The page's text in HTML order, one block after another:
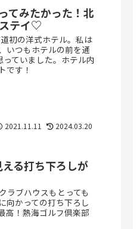
てみたかった！北
テイ♡
初の洋式ホテル。私は
いつもホテルの前を通
っていました。ホテル内
です！
2021.11.11 2024.03.20
える打ち下ろしが
ラブハウスもとっても
向かっての打ち下ろし
高！熱海ゴルフ倶楽部